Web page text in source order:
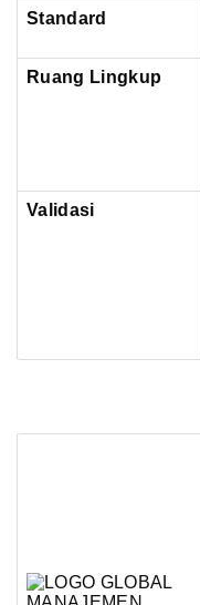
Standard
Ruang Lingkup
Validasi